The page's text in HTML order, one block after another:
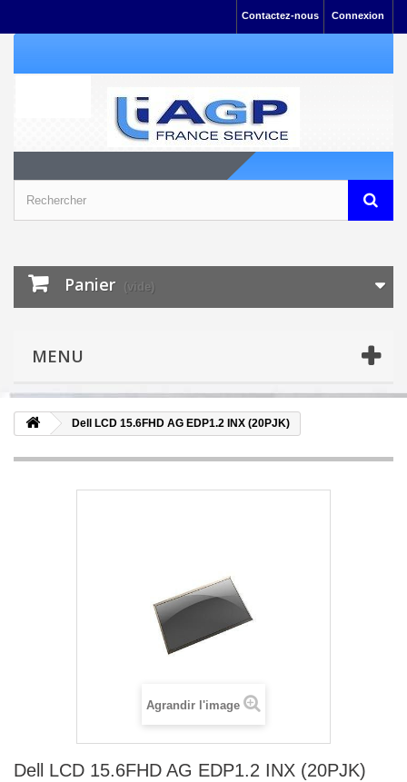
Connexion
Contactez-nous
Panier (vide)
MENU
Dell LCD 15.6FHD AG EDP1.2 INX (20PJK)
Agrandir l'image
Dell LCD 15.6FHD AG EDP1.2 INX (20PJK)